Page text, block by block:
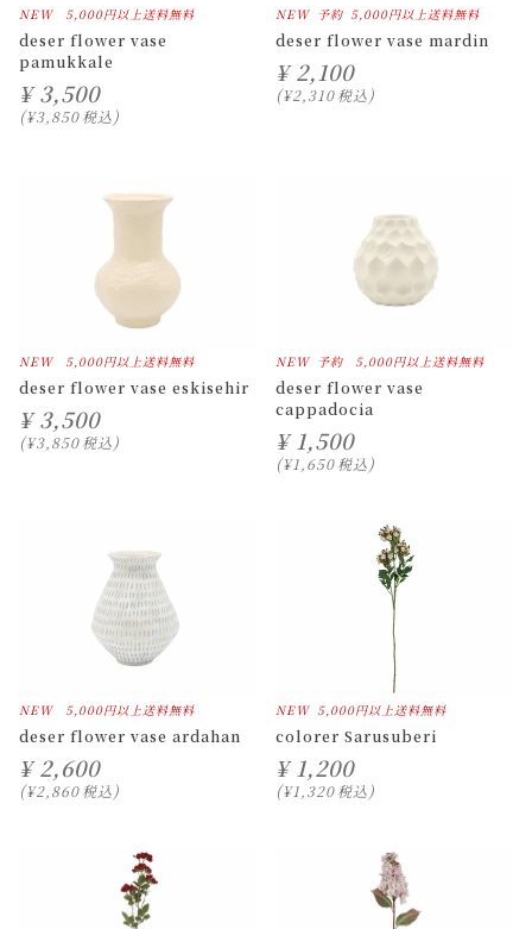
NEW 5,000円以上送料無料
deser flower vase
pamukkale
¥ 3,500
¥3,850税込
NEW 予約 5,000円以上送料無料
deser flower vase mardin
¥ 2,100
¥2,310税込
NEW 5,000円以上送料無料
deser flower vase eskisehir
¥ 3,500
¥3,850税込
NEW 予約 5,000円以上送料無料
deser flower vase
cappadocia
¥ 1,500
¥1,650税込
NEW 5,000円以上送料無料
deser flower vase ardahan
¥ 2,600
¥2,860税込
NEW 5,000円以上送料無料
colorer Sarusuberi
¥ 1,200
¥1,320税込